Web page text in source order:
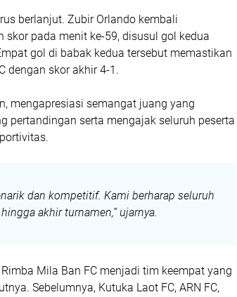
berlanjut. Zubir Orlando kembali
pada menit ke-59, disusul gol kedua
gol di babak kedua tersebut memastikan
dengan skor akhir 4-1.
mengapresiasi semangat juang yang
pertandingan serta mengajak seluruh peserta
dan kompetitif. Kami berharap seluruh
akhir turnamen,” ujarnya.
Mila Ban FC menjadi tim keempat yang
Sebelumnya, Kutuka Laot FC, ARN FC,